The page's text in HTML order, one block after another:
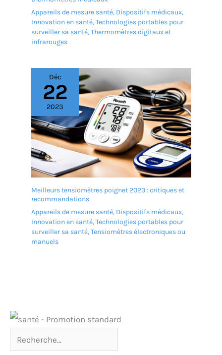
Appareils de mesure santé, Dispositifs médicaux,
Innovation en santé,Technologies portables pour
surveiller sa santé,Thermomètres digitaux et
infrarouges
Déc
22
2023
Meilleurs tensiomètres poignet 2023 : critiques et
recommandations
Appareils de mesure santé, Dispositifs médicaux,
Innovation en santé,Technologies portables pour
surveiller sa santé,Tensiomètres électroniques ou
manuels